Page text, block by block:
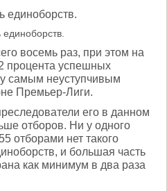
единоборств.
восемь раз, при этом на
процента успешных
самым неуступчивым
Премьер-Лиги.
его в данном
отборов. Ни у одного
отборами нет такого
и большая часть
как минимум в два раза